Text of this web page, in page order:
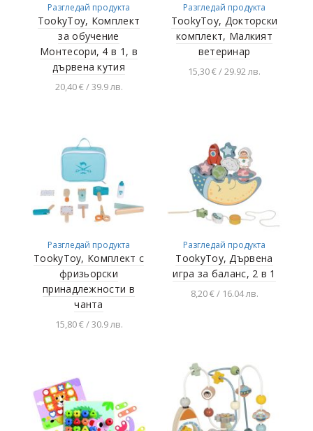
Разгледай продукта
TookyToy, Комплект
за обучение
Монтесори, 4 в 1, в
дървена кутия
20,40 € / 39.9 лв.
Разгледай продукта
TookyToy, Докторски
комплект, Малкият
ветеринар
15,30 € / 29.92 лв.
Разгледай продукта
TookyToy, Комплект с
фризьорски
принадлежности в
чанта
15,80 € / 30.9 лв.
Разгледай продукта
TookyToy, Дървена
игра за баланс, 2 в 1
8,20 € / 16.04 лв.